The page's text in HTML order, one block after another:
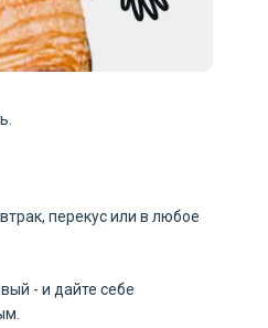
перекус или в любое
- и дайте себе